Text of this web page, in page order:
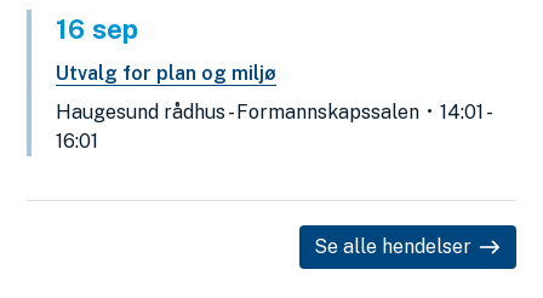
16 sep
Utvalg for plan og miljø
Haugesund rådhus - Formannskapssalen
14:01 -
16:01
Se alle hendelser